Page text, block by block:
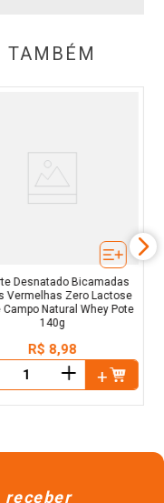
TAMBÉM
Desnatado Bicamadas
Vermelhas Zero Lactose
Campo Natural Whey Pote
140g
R$ 8,98
＋
receber